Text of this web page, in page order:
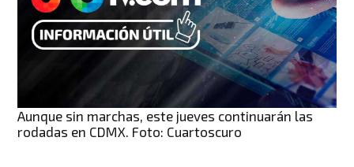
Aunque sin marchas, este jueves continuarán las
rodadas en CDMX. Foto: Cuartoscuro